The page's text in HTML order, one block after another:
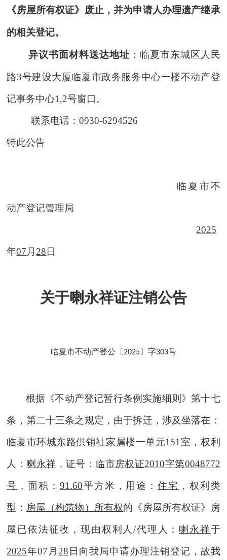
《房屋所有权证》废止，并为申请人办理遗产继承
的相关登记。
异议书面材料送达地址 ：临夏市东城区人民
路3号建设大厦临夏市政务服务中心一楼不动产登
记事务中心1,2号窗口。
联系电话：0930-6294526
特此公告
临夏市不
动产登记管理局
2025
年07月28 日
关于喇永祥证注销公告
临夏市不动产登公〔2025〕字303号
根据《不动产登记暂行条例实施细则》第十七
条 ， 第二十三条之规定，由于拆迁，涉及坐落在：
临夏市环城东路供销社家属楼一单元151室 ，权利
人 ： 喇永祥 ，证号 ： 临市房权证2010字第0048772
号 ，面积： 91.60平方米，用途：住宅 ，权利类
型： 房屋（构筑物）所有权的《房屋所有权证》房
屋已依法征收 ，现由权利人/代理人 ： 喇永祥于
2025年07 月28 日向我局申请办理注销登记 ， 故我